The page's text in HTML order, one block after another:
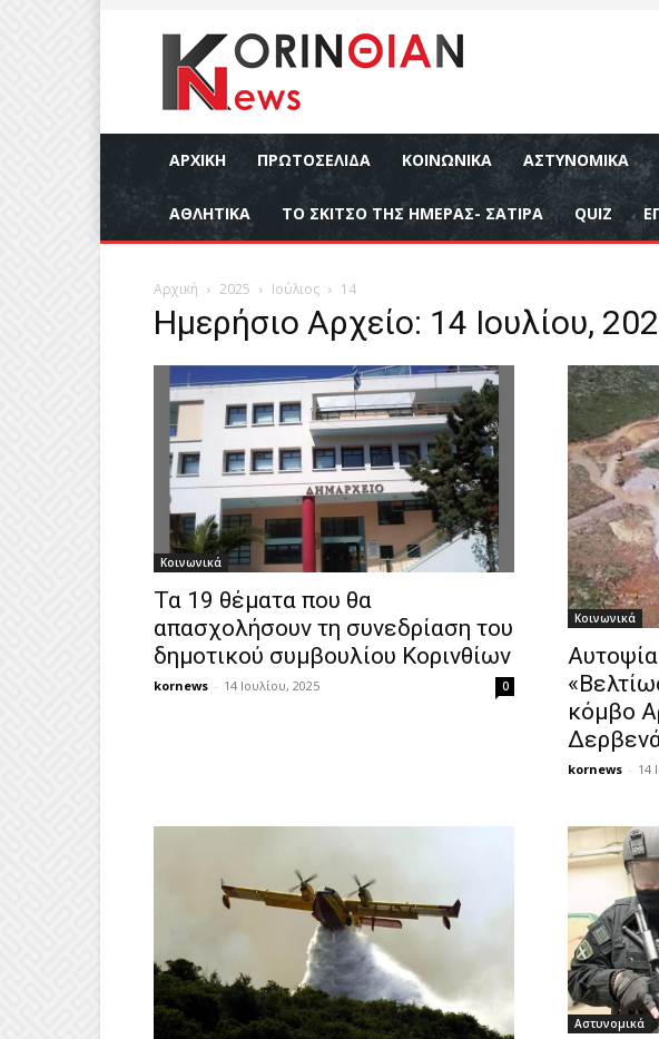
ΑΡΧΙΚΉ ΠΡΩΤΟΣΕΛΙΔΑ ΚΟΙΝΩΝΙΚΆ ΑΣΤΥΝΟΜΙΚΆ
ΑΘΛΗΤΙΚΆ ΤΟ ΣΚΙΤΣΟ ΤΗΣ ΗΜΕΡΑΣ- ΣΑΤΙΡΑ QUIZ
Αρχική 2025 Ιούλιος 14
Ημερήσιο Αρχείο: 14 Ιουλίου,
Κοινωνικά
Τα 19 θέματα που θα
απασχολήσουν τη συνεδρίαση του
δημοτικού συμβουλίου Κορινθίων
kornews - 14 Ιουλίου, 2025 0
Κοινωνικά
κόμβο
kornews - 14
Αστυνομικά